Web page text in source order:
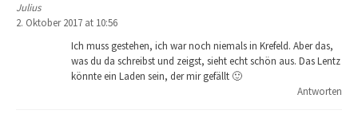
Julius
2. Oktober 2017 at 10:56
Ich muss gestehen, ich war noch niemals in Krefeld. Aber das,
was du da schreibst und zeigst, sieht echt schön aus. Das Lentz
könnte ein Laden sein, der mir gefällt 🙂
Antworten